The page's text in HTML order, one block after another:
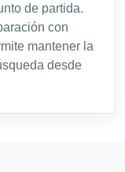
de partida.
con
mantener la
desde